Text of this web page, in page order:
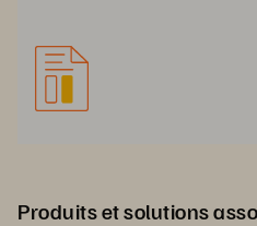
Produits et solutions